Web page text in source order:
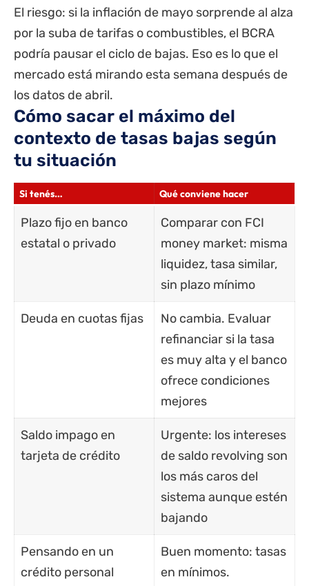
El riesgo: si la inflación de mayo sorprende al alza
por la suba de tarifas o combustibles, el BCRA
podría pausar el ciclo de bajas. Eso es lo que el
mercado está mirando esta semana después de
los datos de abril.
Cómo sacar el máximo del
contexto de tasas bajas según
tu situación
Si tenés… Qué conviene hacer
Plazo fijo en banco
estatal o privado
Comparar con FCI
money market: misma
liquidez, tasa similar,
sin plazo mínimo
Deuda en cuotas fijas
No cambia. Evaluar
refinanciar si la tasa
es muy alta y el banco
ofrece condiciones
mejores
Saldo impago en
tarjeta de crédito
Urgente: los intereses
de saldo revolving son
los más caros del
sistema aunque estén
bajando
Pensando en un
crédito personal
Buen momento: tasas
en mínimos.